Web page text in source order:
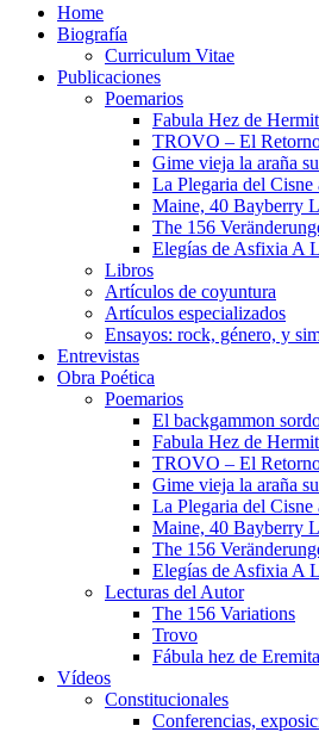
Home
Biografía
Curriculum Vitae​
Publicaciones
Poemarios
Fabula Hez de
TROVO – El
Gime vieja la araña
La Plegaria del
Maine, 40 Bayberry
The 156
Elegías de Asfixia A
Libros
Artículos de coyuntura
Artículos especializados
Ensayos: rock, género, y
Entrevistas
Obra Poética
Poemarios
El backgammon
Fabula Hez de
TROVO – El
Gime vieja la araña
La Plegaria del
Maine, 40 Bayberry
The 156
Elegías de Asfixia A
Lecturas del Autor
The 156 Variations
Trovo
Fábula hez de
Vídeos
Constitucionales
Conferencias,